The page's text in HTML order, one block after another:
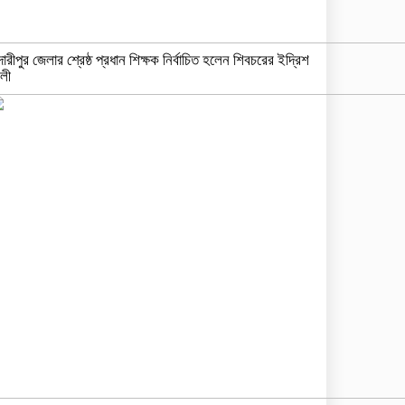
জেলার শ্রেষ্ঠ প্রধান শিক্ষক নির্বাচিত হলেন শিবচরের ইদ্রিশ